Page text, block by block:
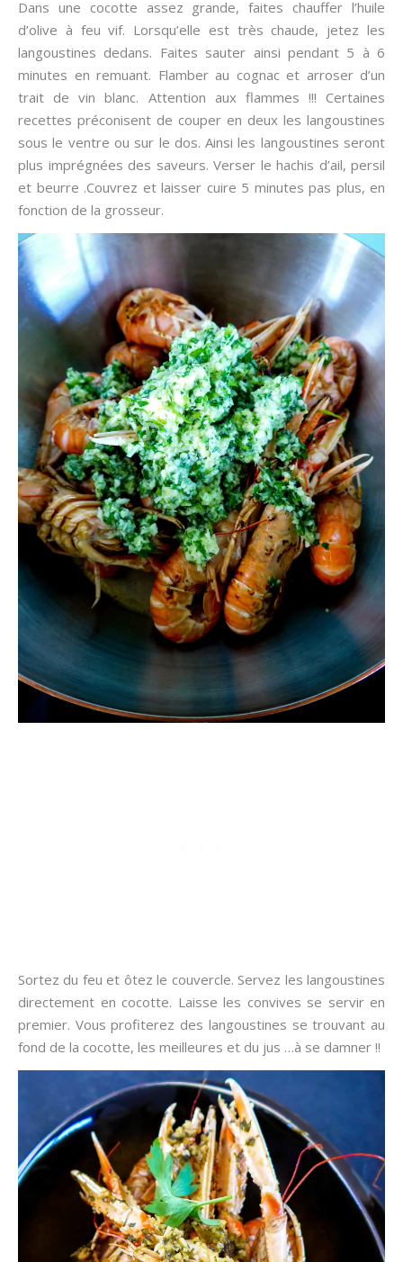
Dans une cocotte assez grande, faites chauffer l’huile
d’olive à feu vif. Lorsqu’elle est très chaude, jetez les
langoustines dedans. Faites sauter ainsi pendant 5 à 6
minutes en remuant. Flamber au cognac et arroser d’un
trait de vin blanc. Attention aux flammes !!! Certaines
recettes préconisent de couper en deux les langoustines
sous le ventre ou sur le dos. Ainsi les langoustines seront
plus imprégnées des saveurs. Verser le hachis d’ail, persil
et beurre .Couvrez et laisser cuire 5 minutes pas plus, en
fonction de la grosseur.
Sortez du feu et ôtez le couvercle. Servez les langoustines
directement en cocotte. Laisse les convives se servir en
premier. Vous profiterez des langoustines se trouvant au
fond de la cocotte, les meilleures et du jus …à se damner !!